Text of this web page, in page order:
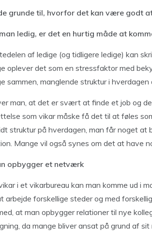
grunde til, hvorfor det kan være godt
ledig, er det en hurtig måde at
af ledige (og tidligere ledige) kan
oplever det som en stressfaktor med
sammen, manglende struktur i hverdagen
man, at det er svært at finde et job og
som vikar måske få det til at føles
struktur på hverdagen, man får noget
Mange vil også synes om det at have
opbygger et netværk
i et vikarbureau kan man komme ud i
arbejde forskellige steder og med
at man opbygger relationer til nye
da mange bliver ansat på grund af